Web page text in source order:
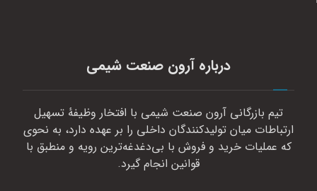
درباره آرون صنعت شیمی
تیم بازرگانی آرون صنعت شیمی با افتخار وظیفهٔ تسهیل
ارتباطات میان تولیدکنندگان داخلی را بر عهده دارد، به نحوی
که عملیات خرید و فروش با بی‌دغدغه‌ترین رویه و منطبق با
قوانین انجام گیرد.